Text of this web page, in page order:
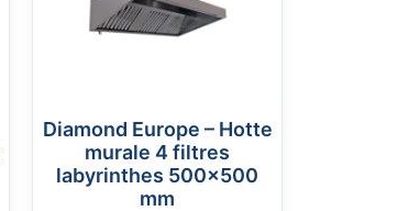
Diamond Europe – Hotte
murale 4 filtres
labyrinthes 500×500
mm